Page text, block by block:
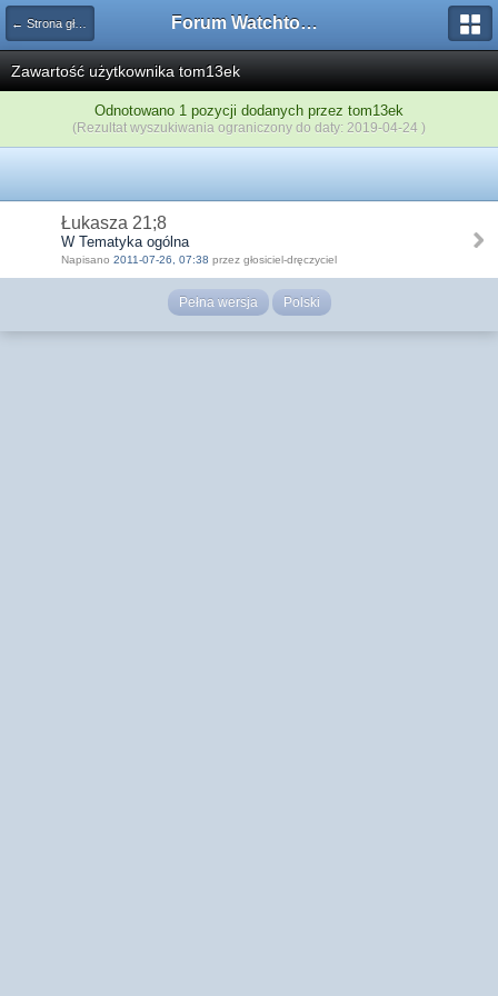
← Strona główna Forum Watchtower
Zawartość użytkownika tom13ek
Odnotowano 1 pozycji dodanych przez tom13ek
(Rezultat wyszukiwania ograniczony do daty: 2019-04-24 )
Łukasza 21;8
W Tematyka ogólna
Napisano 2011-07-26, 07:38 przez głosiciel-dręczyciel
Pełna wersja Polski